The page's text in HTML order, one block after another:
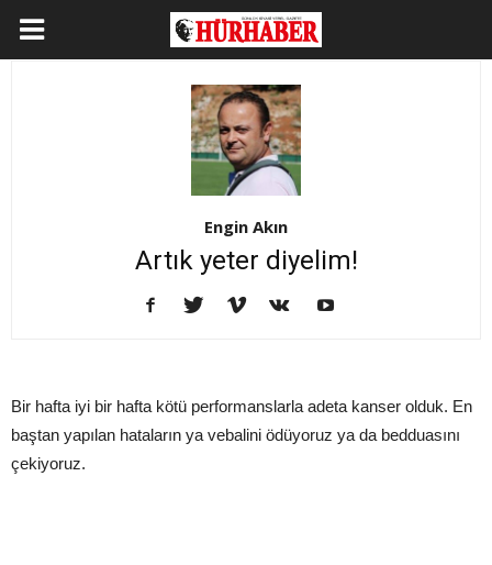
Engin Akın
Artık yeter diyelim!
Bir hafta iyi bir hafta kötü performanslarla adeta kanser olduk. En
baştan yapılan hataların ya vebalini ödüyoruz ya da bedduasını
çekiyoruz.